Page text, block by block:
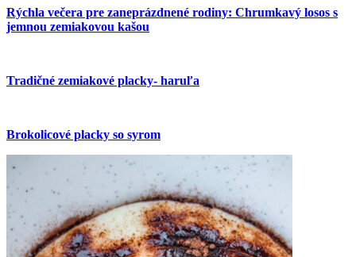
Rýchla večera pre zaneprázdnené rodiny: Chrumkavý losos s
jemnou zemiakovou kašou
Tradičné zemiakové placky- haruľa
Brokolicové placky so syrom